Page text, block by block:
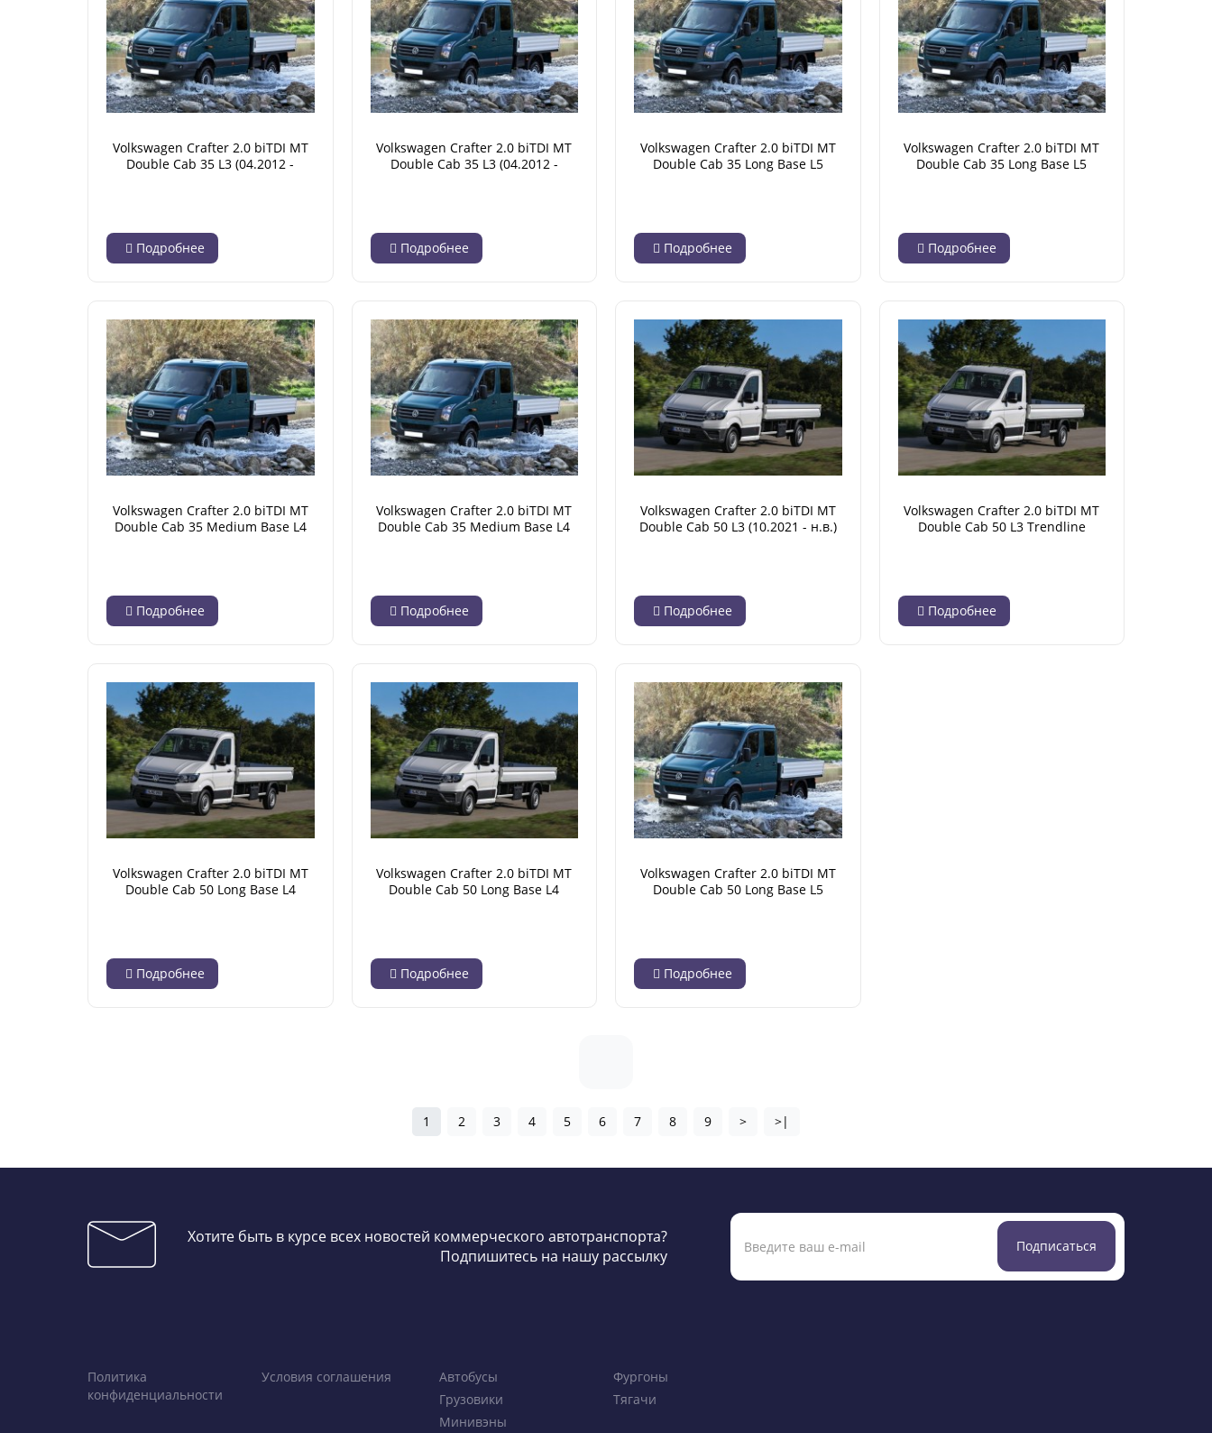
Volkswagen Crafter 2.0 biTDI MT
Double Cab 35 L3 (04.2012 -
Подробнее
Volkswagen Crafter 2.0 biTDI MT
Double Cab 35 L3 (04.2012 -
Подробнее
Volkswagen Crafter 2.0 biTDI MT
Double Cab 35 Long Base L5
Подробнее
Volkswagen Crafter 2.0 biTDI MT
Double Cab 35 Long Base L5
Подробнее
Volkswagen Crafter 2.0 biTDI MT
Double Cab 35 Medium Base L4
Подробнее
Volkswagen Crafter 2.0 biTDI MT
Double Cab 35 Medium Base L4
Подробнее
Volkswagen Crafter 2.0 biTDI MT
Double Cab 50 L3 (10.2021 - н.в.)
Подробнее
Volkswagen Crafter 2.0 biTDI MT
Double Cab 50 L3 Trendline
Подробнее
Volkswagen Crafter 2.0 biTDI MT
Double Cab 50 Long Base L4
Подробнее
Volkswagen Crafter 2.0 biTDI MT
Double Cab 50 Long Base L4
Подробнее
Volkswagen Crafter 2.0 biTDI MT
Double Cab 50 Long Base L5
Подробнее
1 2 3 4 5 6 7 8 9 > >|
Хотите быть в курсе всех новостей коммерческого автотранспорта?
Подпишитесь на нашу рассылку
Подписаться
Политика
конфиденциальности
Условия соглашения
Автобусы
Грузовики
Минивэны
Фургоны
Тягачи